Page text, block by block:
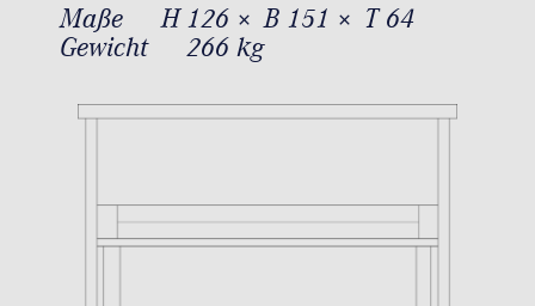
Maße
H 126 × B 151 × T 64
Gewicht
266 kg